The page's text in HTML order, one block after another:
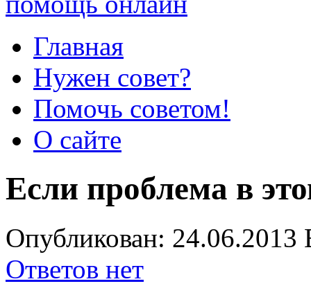
Главная
Нужен совет?
Помочь советом!
О сайте
Если проблема в
Опубликован:
Ответов нет